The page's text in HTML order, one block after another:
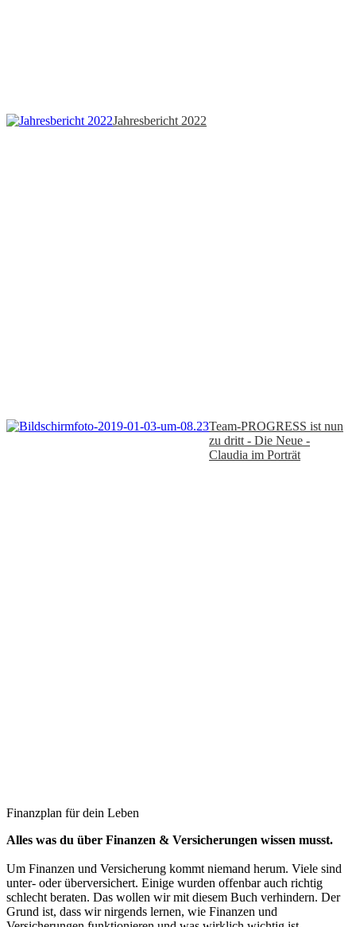
Jahresbericht 2022
Team-PROGRESS ist nun
zu dritt - Die Neue -
Claudia im Porträt
Finanzplan für dein Leben
Alles was du über Finanzen & Versicherungen wissen musst.
Um Finanzen und Versicherung kommt niemand herum. Viele sind
unter- oder überversichert. Einige wurden offenbar auch richtig
schlecht beraten. Das wollen wir mit diesem Buch verhindern. Der
Grund ist, dass wir nirgends lernen, wie Finanzen und